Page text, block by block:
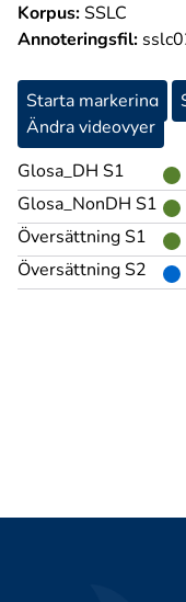
Korpus:SSLC
Annoteringsfil:
Starta markering
Ändra videovyer
Glosa_DH S1
Glosa_NonDH S1
Översättning S1
Översättning S2